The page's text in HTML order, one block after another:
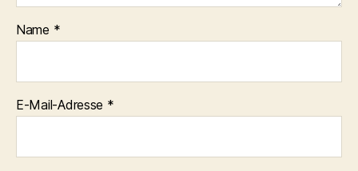
Name *
E-Mail-Adresse *